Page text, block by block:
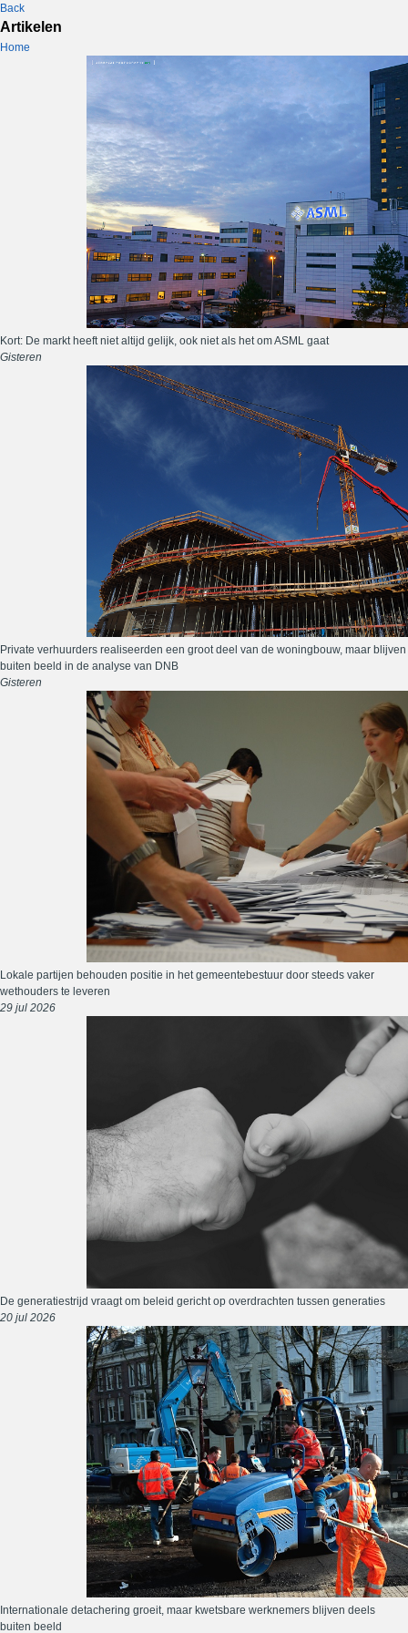
Back
Artikelen
Home
Kort: De markt heeft niet altijd gelijk, ook niet als het om ASML gaat
Gisteren
Private verhuurders realiseerden een groot deel van de woningbouw, maar blijven
buiten beeld in de analyse van DNB
Gisteren
Lokale partijen behouden positie in het gemeentebestuur door steeds vaker
wethouders te leveren
29 jul 2026
De generatiestrijd vraagt om beleid gericht op overdrachten tussen generaties
20 jul 2026
Internationale detachering groeit, maar kwetsbare werknemers blijven deels
buiten beeld